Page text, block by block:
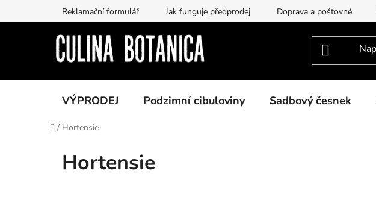
na
Reklamační formulář Jak funguje předprodej Doprava a poštovné
VÝPRODEJ Podzimní cibuloviny Sadbový česnek
Domů
/ Hortensie
Hortensie